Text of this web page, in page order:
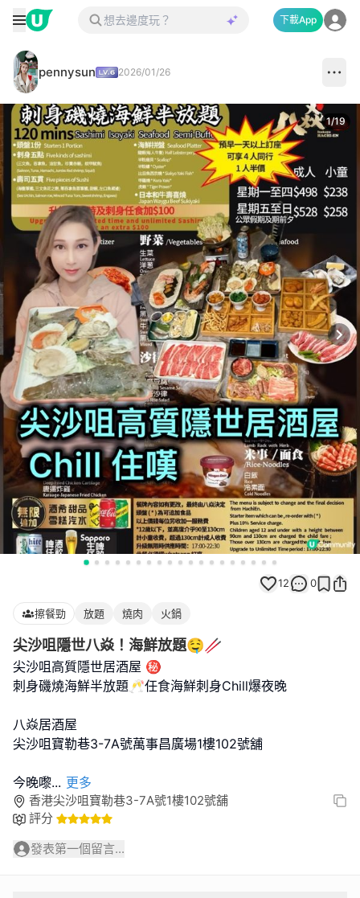
下載App
pennysun 2026/01/26
1/19
12 0
擦餐勁 放題 燒肉 火鍋
尖沙咀隱世八焱！海鮮放題🤤🥢
尖沙咀高質隱世居酒屋 ㊙️
刺身磯燒海鮮半放題🥂任食海鮮刺身Chill爆夜晚
八焱居酒屋
尖沙咀寶勒巷3-7A號萬事昌廣場1樓102號舖
今晚嚟... 更多
香港尖沙咀寶勒巷3-7A號1樓102號舖
評分
發表第一個留言...